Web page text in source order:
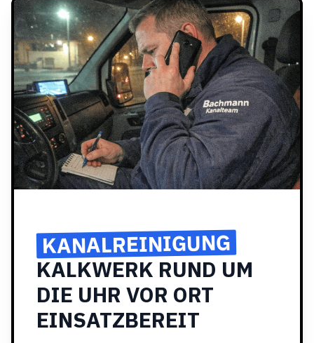
KANALREINIGUNG
KALKWERK RUND UM
DIE UHR VOR ORT
EINSATZBEREIT